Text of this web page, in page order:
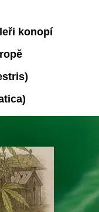
konopí